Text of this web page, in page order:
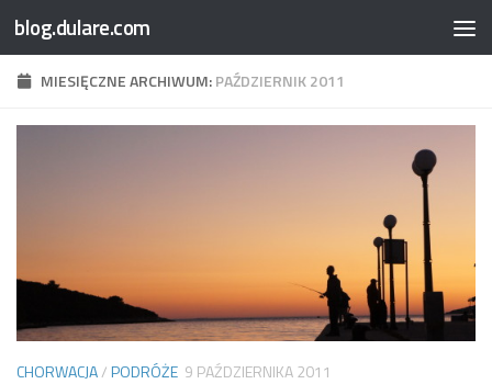
Przejdź do treści
blog.dulare.com
MIESIĘCZNE ARCHIWUM:PAŹDZIERNIK 2011
CHORWACJA/PODRÓŻE 9 PAŹDZIERNIKA 2011